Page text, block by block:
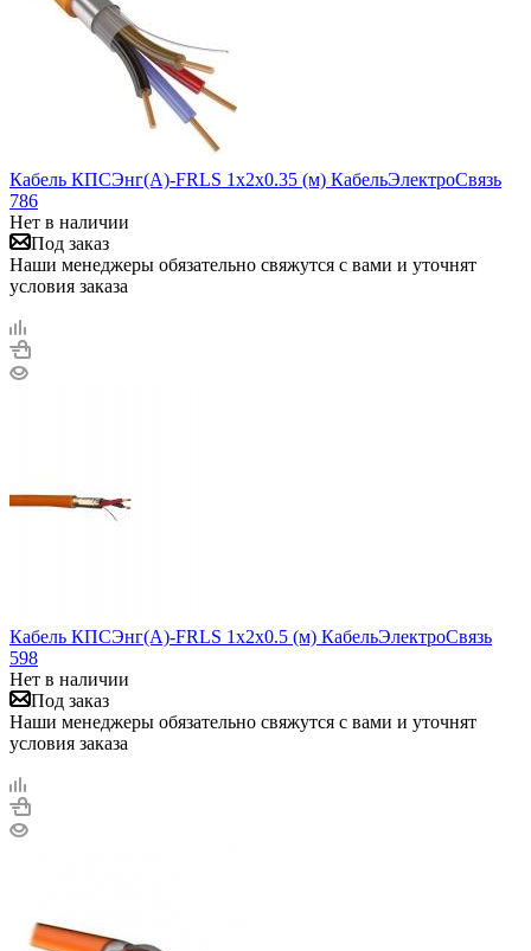
Кабель КПСЭнг(А)-FRLS 1х2х0.35 (м) КабельЭлектроСвязь
786
Нет в наличии
Под заказ
Наши менеджеры обязательно свяжутся с вами и уточнят
условия заказа
Кабель КПСЭнг(А)-FRLS 1х2х0.5 (м) КабельЭлектроСвязь
598
Нет в наличии
Под заказ
Наши менеджеры обязательно свяжутся с вами и уточнят
условия заказа